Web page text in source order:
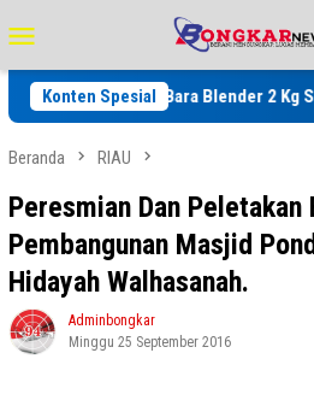
ke
kontenMobile
Konten Spesial
Batu Bara Blender 2 Kg Sabu
Beranda RIAU
Peresmian Dan
Pembangunan Masjid
Hidayah Walhasanah.
Adminbongkar
Minggu 25 September 2016